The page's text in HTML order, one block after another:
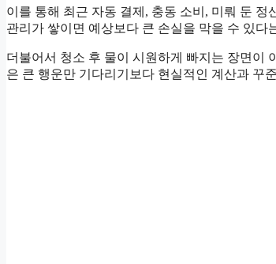
이를 통해 최근 자동 결제, 충동 소비, 미뤄 둔
관리가 쌓이면 예상보다 큰 손실을 막을 수 있다
더불어서 청소 후 물이 시원하게 빠지는 장면이
은 큰 행운만 기다리기보다 현실적인 계산과 꾸